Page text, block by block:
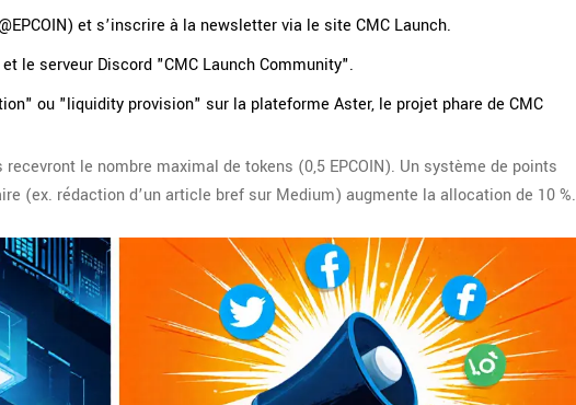
) et s’inscrire à la newsletter via le site CMC Launch.
le serveur Discord "CMC Launch Community".
ou "liquidity provision" sur la plateforme Aster, le projet phare de CMC
le nombre maximal de tokens (0,5 EPCOIN). Un système de points
(ex. rédaction d’un article bref sur Medium) augmente la allocation de 10 %.